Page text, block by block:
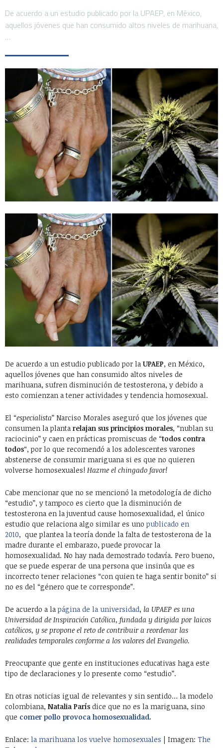
De acuerdo a un estudio publicado por la UPAEP, en México,
aquellos jóvenes que han consumido altos niveles de marihuana,
…
De acuerdo a un estudio publicado por la UPAEP, en México,
aquellos jóvenes que han consumido altos niveles de
marihuana, sufren disminución de testosterona, y debido a
esto comienzan a tener actividades y tendencia homosexual.
El “especialista” Narciso Morales aseguró que los jóvenes que
consumen la planta relajan sus principios morales, “nublan su
raciocinio” y caen en prácticas promiscuas de “todos contra
todos“, por lo que recomendó a los adolescentes varones
abstenerse de consumir mariguana si es que no quieren
volverse homosexuales! Hazme el chingado favor!
Cabe mencionar que no se mencionó la metodología de dicho
“estudio”, y tampoco es cierto que la disminución de
testosterona en la juventud cause homosexualidad, el único
estudio que relaciona algo similar es unopublicado en
2010, que plantea la teoría donde la falta de testosterona de la
madre durante el embarazo, puede provocar la
homosexualidad. No hay nada demostrado todavía. Pero bueno,
que se puede esperar de una persona que insinúa que es
incorrecto tener relaciones “con quien te haga sentir bonito” si
no es del “género que te corresponde”.
De acuerdo a lapágina de la universidad, la UPAEP es una
Universidad de Inspiración Católica, fundada y dirigida por laicos
católicos, y se propone el reto de contribuir a reordenar las
realidades temporales conforme a los valores del Evangelio.
Preocupante que gente en instituciones educativas haga este
tipo de declaraciones y lo presente como “estudio”.
En otras noticias igual de relevantes y sin sentido… la modelo
colombiana, Natalia París dice que no es la mariguana, sino
que comer pollo provoca homosexualidad.
Enlace: la marihuana los vuelve homosexuales | Imagen: The